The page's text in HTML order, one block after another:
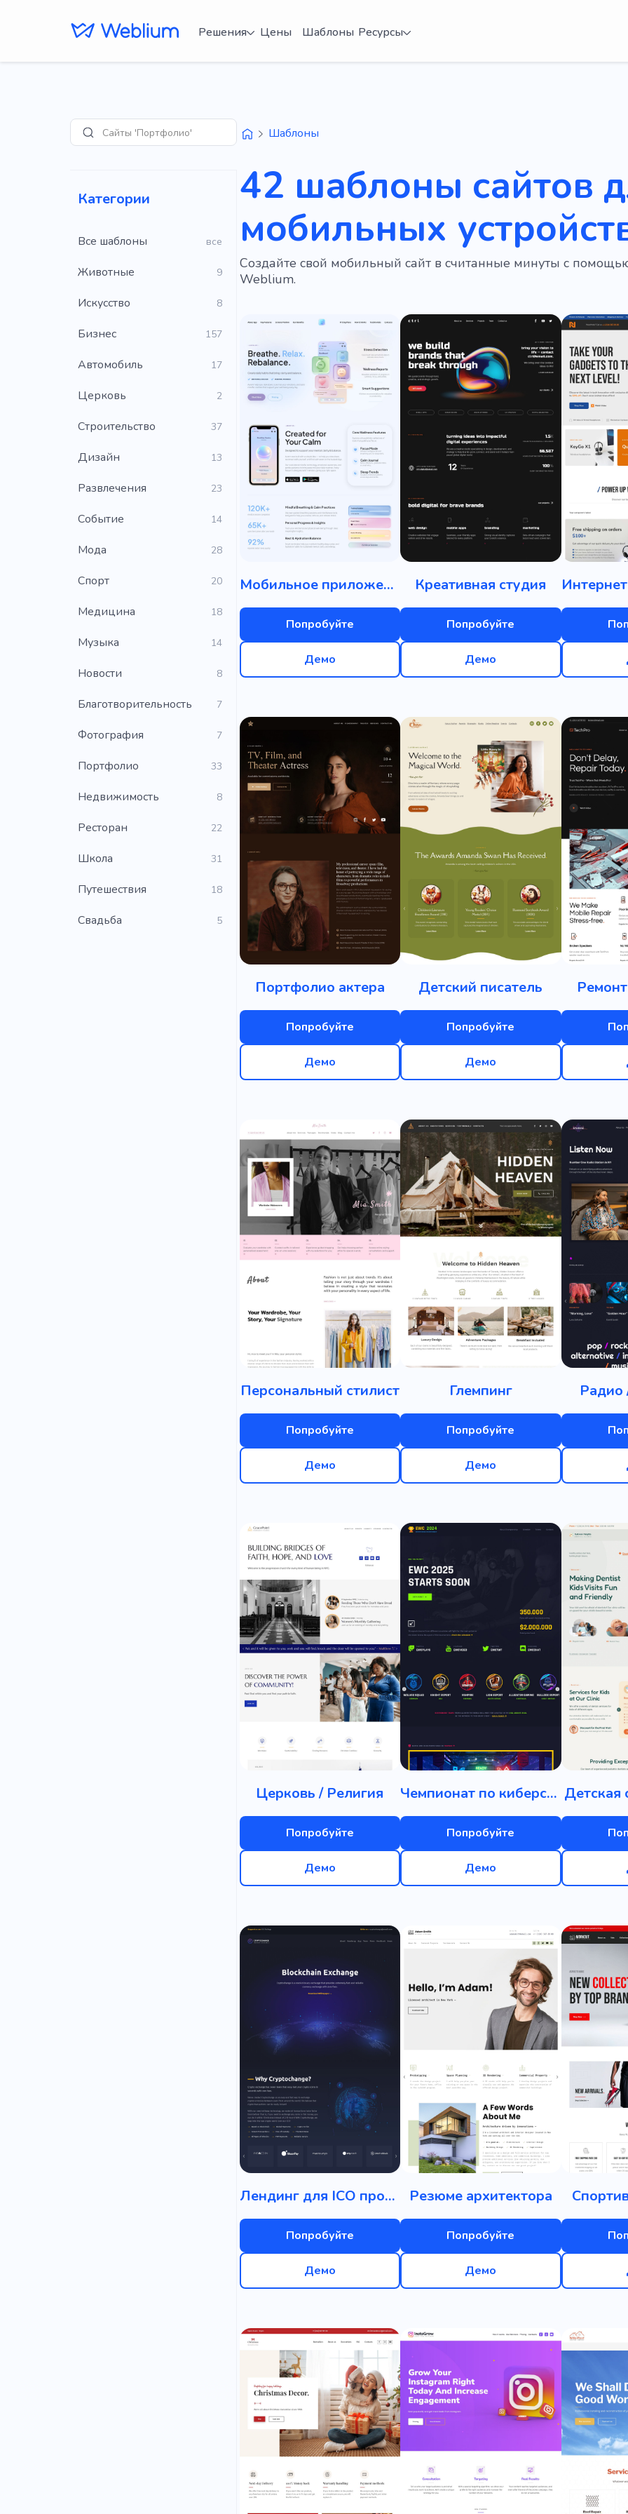
Решения Цены Шаблоны Ресурсы
ПоискСайты 'Портфолио'
Категории
Все шаблоны все
Животные 9
Искусство 8
Бизнес 157
Автомобиль 17
Церковь 2
Строительство 37
Дизайн 13
Развлечения 23
Событие 14
Мода 28
Cпорт 20
Медицина 18
Музыка 14
Новости 8
Благотворительность 7
Фотография 7
Портфолио 33
Недвижимость 8
Ресторан 22
Школа 31
Путешествия 18
Свадьба 5
Шаблоны
42 шаблоны сайтов
мобильных
Создайте свой мобильный сайт в считанные минуты с
Weblium.
Мобильное приложение
Попробуйте
Демо
Креативная студия
Попробуйте
Демо
Портфолио актера
Попробуйте
Демо
Детский писатель
Попробуйте
Демо
Персональный стилист
Попробуйте
Демо
Глемпинг
Попробуйте
Демо
Радио
Церковь / Религия
Попробуйте
Демо
Чемпионат по киберспорту
Попробуйте
Демо
Детская
Лендинг для ICO проекта
Попробуйте
Демо
Резюме архитектора
Попробуйте
Демо